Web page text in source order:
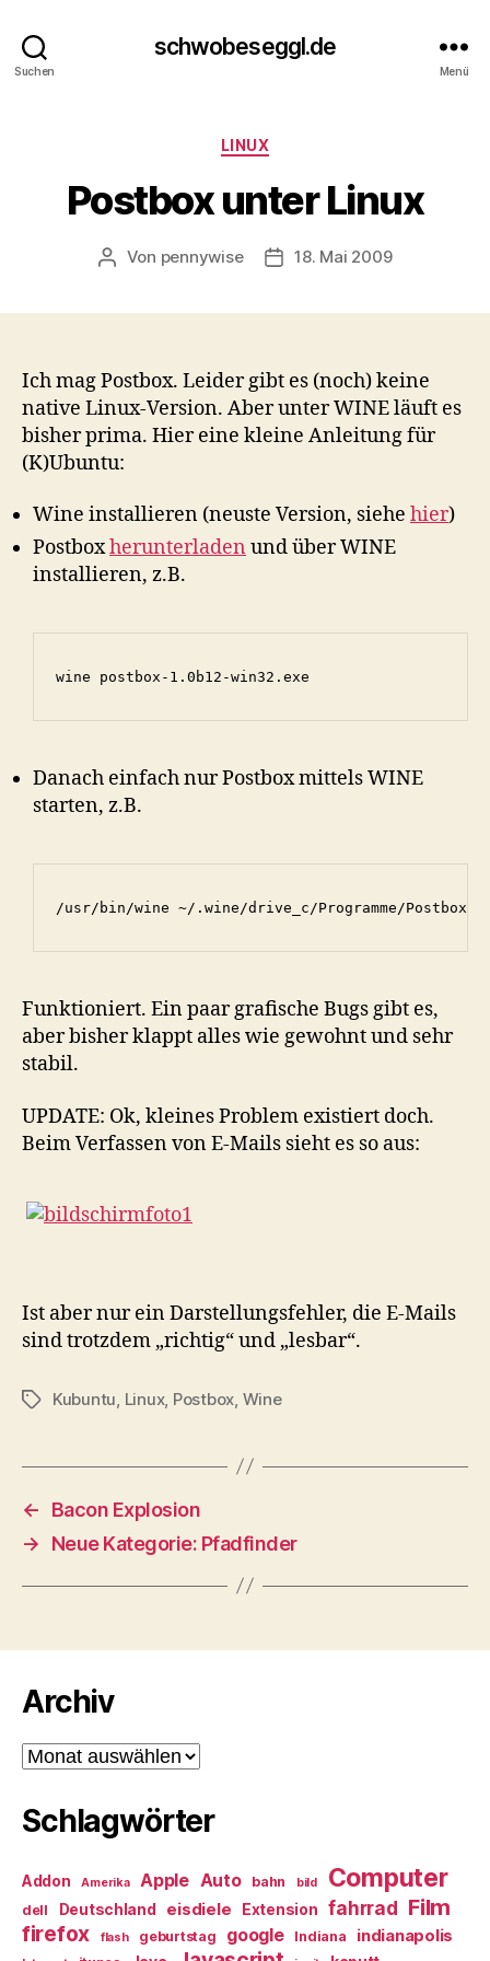
Suchen
schwobeseggl.de
Menü
Kategorien
LINUX
Postbox unter Linux
Beitragsautor
Von pennywise Veröffentlichungsdatum
18. Mai 2009
Ich mag Postbox. Leider gibt es (noch) keine
native Linux-Version. Aber unter WINE läuft es
bisher prima. Hier eine kleine Anleitung für
(K)Ubuntu:
Wine installieren (neuste Version, siehe hier)
Postboxherunterladen und über WINE
installieren, z.B.
wine postbox-1.0b12-win32.exe
Danach einfach nur Postbox mittels WINE
starten, z.B.
/usr/bin/wine ~/.wine/drive_c/Programme/Postbox/
Funktioniert. Ein paar grafische Bugs gibt es,
aber bisher klappt alles wie gewohnt und sehr
stabil.
UPDATE: Ok, kleines Problem existiert doch.
Beim Verfassen von E-Mails sieht es so aus:
Ist aber nur ein Darstellungsfehler, die E-Mails
sind trotzdem „richtig“ und „lesbar“.
Schlagwörter
Kubuntu Linux, Postbox Wine
←
Bacon Explosion
→
Neue Kategorie: Pfadfinder
Archiv
Archiv
Schlagwörter
Addon Amerika Apple Auto bahn bild Computer
dell Deutschland eisdiele Extension fahrrad Film
firefox flash geburtstag google Indiana indianapolis